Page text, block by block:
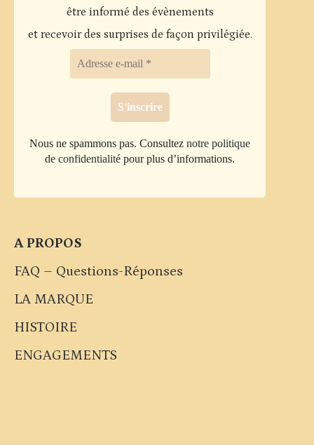
être
la
du
être informé des évènements
et recevoir des surprises de façon privilégiée.
Nous ne spammons pas. Consulteznotre politique
de confidentialité pour plus d’informations.
A PROPOS
FAQ – Questions-Réponses
LA MARQUE
HISTOIRE
ENGAGEMENTS